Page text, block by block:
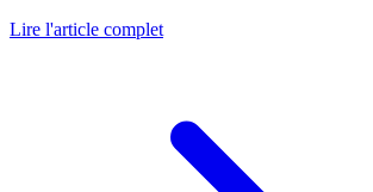
Lire l'article complet